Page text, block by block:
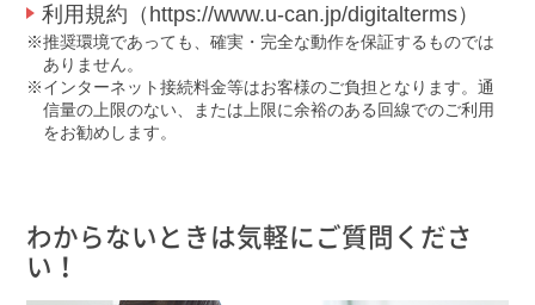
利用規約（https://www.u-can.jp/digitalterms）
推奨環境であっても、確実・完全な動作を保証するものでは
ありません。
インターネット接続料金等はお客様のご負担となります。通
信量の上限のない、または上限に余裕のある回線でのご利用
をお勧めします。
わからないときは気軽にご質問くださ
い！